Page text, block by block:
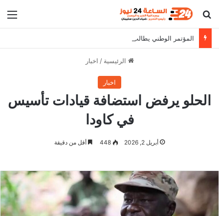
بحث عن
المؤتمر الوطني يطالب البرهان بالثبات على مواقفه
الرئيسية / اخبار
اخبار
الحلو يرفض استضافة قيادات تأسيس
في كاودا
أبريل 2, 2026 448 أقل من دقيقة